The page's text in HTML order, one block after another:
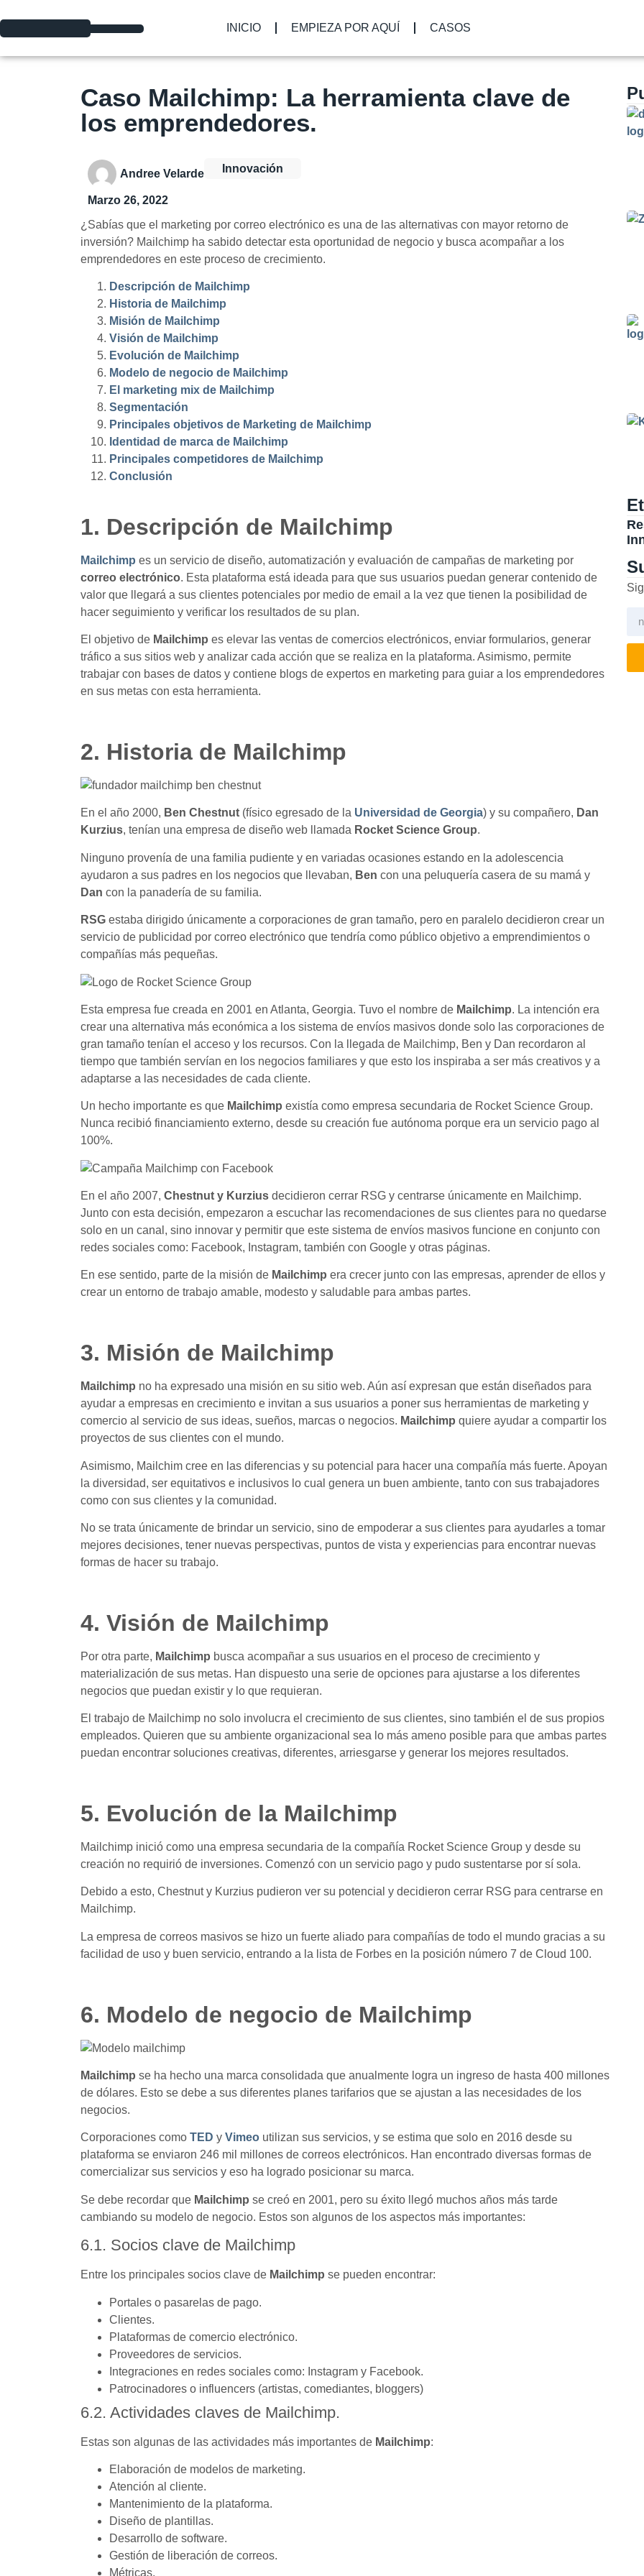
INICIO EMPIEZA POR AQUÍ CASOS
Caso Mailchimp: La herramienta clave de
los emprendedores.
Andree Velarde
Marzo 26, 2022
Innovación
¿Sabías que el marketing por correo electrónico es una de las alternativas con mayor retorno de
inversión? Mailchimp ha sabido detectar esta oportunidad de negocio y busca acompañar a los
emprendedores en este proceso de crecimiento.
Descripción de Mailchimp
Historia de Mailchimp
Misión de Mailchimp
Visión de Mailchimp
Evolución de Mailchimp
Modelo de negocio de Mailchimp
El marketing mix de Mailchimp
Segmentación
Principales objetivos de Marketing de Mailchimp
Identidad de marca de Mailchimp
Principales competidores de Mailchimp
Conclusión
1. Descripción de Mailchimp
Mailchimp es un servicio de diseño, automatización y evaluación de campañas de marketing por
correo electrónico. Esta plataforma está ideada para que sus usuarios puedan generar contenido de
valor que llegará a sus clientes potenciales por medio de email a la vez que tienen la posibilidad de
hacer seguimiento y verificar los resultados de su plan.
El objetivo de Mailchimp es elevar las ventas de comercios electrónicos, enviar formularios, generar
tráfico a sus sitios web y analizar cada acción que se realiza en la plataforma. Asimismo, permite
trabajar con bases de datos y contiene blogs de expertos en marketing para guiar a los emprendedores
en sus metas con esta herramienta.
2. Historia de Mailchimp
En el año 2000, Ben Chestnut (físico egresado de la Universidad de Georgia) y su compañero, Dan
Kurzius, tenían una empresa de diseño web llamada Rocket Science Group.
Ninguno provenía de una familia pudiente y en variadas ocasiones estando en la adolescencia
ayudaron a sus padres en los negocios que llevaban, Ben con una peluquería casera de su mamá y
Dan con la panadería de su familia.
RSG estaba dirigido únicamente a corporaciones de gran tamaño, pero en paralelo decidieron crear un
servicio de publicidad por correo electrónico que tendría como público objetivo a emprendimientos o
compañías más pequeñas.
Esta empresa fue creada en 2001 en Atlanta, Georgia. Tuvo el nombre de Mailchimp. La intención era
crear una alternativa más económica a los sistema de envíos masivos donde solo las corporaciones de
gran tamaño tenían el acceso y los recursos. Con la llegada de Mailchimp, Ben y Dan recordaron al
tiempo que también servían en los negocios familiares y que esto los inspiraba a ser más creativos y a
adaptarse a las necesidades de cada cliente.
Un hecho importante es que Mailchimp existía como empresa secundaria de Rocket Science Group.
Nunca recibió financiamiento externo, desde su creación fue autónoma porque era un servicio pago al
100%.
En el año 2007, Chestnut y Kurzius decidieron cerrar RSG y centrarse únicamente en Mailchimp.
Junto con esta decisión, empezaron a escuchar las recomendaciones de sus clientes para no quedarse
solo en un canal, sino innovar y permitir que este sistema de envíos masivos funcione en conjunto con
redes sociales como: Facebook, Instagram, también con Google y otras páginas.
En ese sentido, parte de la misión de Mailchimp era crecer junto con las empresas, aprender de ellos y
crear un entorno de trabajo amable, modesto y saludable para ambas partes.
3. Misión de Mailchimp
Mailchimp no ha expresado una misión en su sitio web. Aún así expresan que están diseñados para
ayudar a empresas en crecimiento e invitan a sus usuarios a poner sus herramientas de marketing y
comercio al servicio de sus ideas, sueños, marcas o negocios. Mailchimp quiere ayudar a compartir los
proyectos de sus clientes con el mundo.
Asimismo, Mailchim cree en las diferencias y su potencial para hacer una compañía más fuerte. Apoyan
la diversidad, ser equitativos e inclusivos lo cual genera un buen ambiente, tanto con sus trabajadores
como con sus clientes y la comunidad.
No se trata únicamente de brindar un servicio, sino de empoderar a sus clientes para ayudarles a tomar
mejores decisiones, tener nuevas perspectivas, puntos de vista y experiencias para encontrar nuevas
formas de hacer su trabajo.
4. Visión de Mailchimp
Por otra parte, Mailchimp busca acompañar a sus usuarios en el proceso de crecimiento y
materialización de sus metas. Han dispuesto una serie de opciones para ajustarse a los diferentes
negocios que puedan existir y lo que requieran.
El trabajo de Mailchimp no solo involucra el crecimiento de sus clientes, sino también el de sus propios
empleados. Quieren que su ambiente organizacional sea lo más ameno posible para que ambas partes
puedan encontrar soluciones creativas, diferentes, arriesgarse y generar los mejores resultados.
5. Evolución de la Mailchimp
Mailchimp inició como una empresa secundaria de la compañía Rocket Science Group y desde su
creación no requirió de inversiones. Comenzó con un servicio pago y pudo sustentarse por sí sola.
Debido a esto, Chestnut y Kurzius pudieron ver su potencial y decidieron cerrar RSG para centrarse en
Mailchimp.
La empresa de correos masivos se hizo un fuerte aliado para compañías de todo el mundo gracias a su
facilidad de uso y buen servicio, entrando a la lista de Forbes en la posición número 7 de Cloud 100.
6. Modelo de negocio de Mailchimp
Mailchimp se ha hecho una marca consolidada que anualmente logra un ingreso de hasta 400 millones
de dólares. Esto se debe a sus diferentes planes tarifarios que se ajustan a las necesidades de los
negocios.
Corporaciones como TED y Vimeo utilizan sus servicios, y se estima que solo en 2016 desde su
plataforma se enviaron 246 mil millones de correos electrónicos. Han encontrado diversas formas de
comercializar sus servicios y eso ha logrado posicionar su marca.
Se debe recordar que Mailchimp se creó en 2001, pero su éxito llegó muchos años más tarde
cambiando su modelo de negocio. Estos son algunos de los aspectos más importantes:
6.1. Socios clave de Mailchimp
Entre los principales socios clave de Mailchimp se pueden encontrar:
Portales o pasarelas de pago.
Clientes.
Plataformas de comercio electrónico.
Proveedores de servicios.
Integraciones en redes sociales como: Instagram y Facebook.
Patrocinadores o influencers (artistas, comediantes, bloggers)
6.2. Actividades claves de Mailchimp.
Estas son algunas de las actividades más importantes de Mailchimp:
Elaboración de modelos de marketing.
Atención al cliente.
Mantenimiento de la plataforma.
Diseño de plantillas.
Desarrollo de software.
Gestión de liberación de correos.
Métricas.